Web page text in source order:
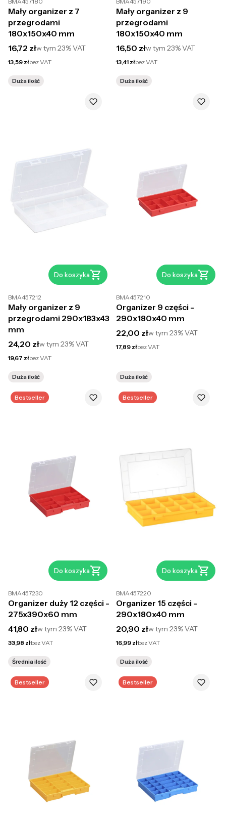
Mały organizer z 7
przegrodami
180x150x40 mm
Cena brutto
16,72 złw tym 23%VAT
Cena netto
13,59 złbez VAT
Duża ilość
Mały organizer z 9
przegrodami
180x150x40 mm
Cena brutto
16,50 złw tym23%VAT
Cena netto
13,41 złbez VAT
Duża ilość
Do koszyka
BMA457212
Mały organizer z 9
przegrodami 290x183x43
mm
Cena brutto
24,20 złw tym 23%VAT
Cena netto
19,67 złbez VAT
Duża ilość
Do koszyka
BMA457210
Organizer 9 części -
290x180x40 mm
Cena brutto
22,00 złw tym23%VAT
Cena netto
17,89 złbez VAT
Duża ilość
Bestseller
Do koszyka
BMA457230
Organizer duży 12 części -
275x390x60 mm
Cena brutto
41,80 złw tym 23%VAT
Cena netto
33,98 złbez VAT
Średnia ilość
Bestseller
Do koszyka
BMA457220
Organizer 15 części -
290x180x40 mm
Cena brutto
20,90 złw tym23%VAT
Cena netto
16,99 złbez VAT
Duża ilość
Bestseller Bestseller